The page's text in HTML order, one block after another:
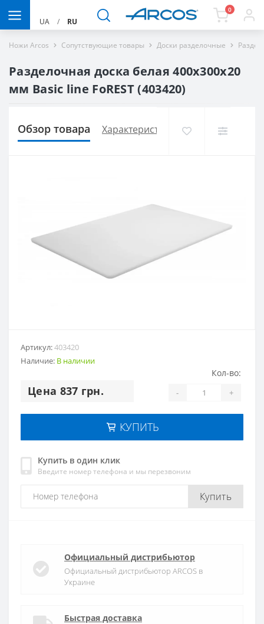
UA / RU
0
Ножи Arcos Сопутствующие товары Доски разделочные
Разделочная доска белая 400х300х20
мм Basic line FoREST (403420)
Обзор товара Характеристики Доставка и
Артикул:403420
Наличие: В наличии
Цена 837 грн.
Кол-во:
- +
КУПИТЬ
Купить в один клик
Введите номер телефона и мы перезвоним
Купить
Официальный дистрибьютор
Официальный дистрибьютор ARCOS в
Украине
Быстрая доставка